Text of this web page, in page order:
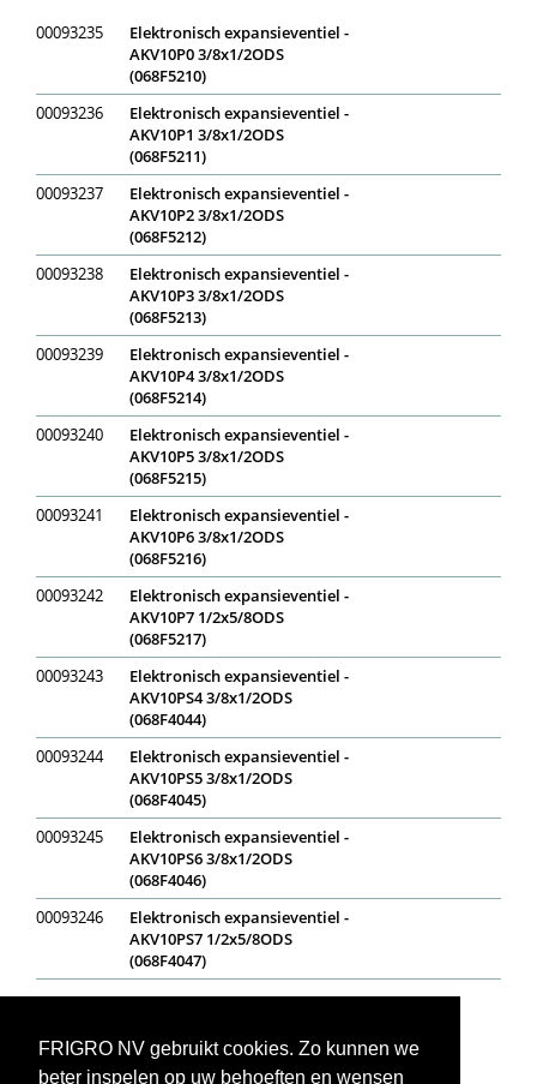
FRIGRO NV gebruikt cookies. Zo kunnen we
beter inspelen op uw behoeften en wensen
00093235
Elektronisch expansieventiel -
AKV10P0 3/8x1/2ODS
(068F5210)
00093236
Elektronisch expansieventiel -
AKV10P1 3/8x1/2ODS
(068F5211)
00093237
Elektronisch expansieventiel -
AKV10P2 3/8x1/2ODS
(068F5212)
00093238
Elektronisch expansieventiel -
AKV10P3 3/8x1/2ODS
(068F5213)
00093239
Elektronisch expansieventiel -
AKV10P4 3/8x1/2ODS
(068F5214)
00093240
Elektronisch expansieventiel -
AKV10P5 3/8x1/2ODS
(068F5215)
00093241
Elektronisch expansieventiel -
AKV10P6 3/8x1/2ODS
(068F5216)
00093242
Elektronisch expansieventiel -
AKV10P7 1/2x5/8ODS
(068F5217)
00093243
Elektronisch expansieventiel -
AKV10PS4 3/8x1/2ODS
(068F4044)
00093244
Elektronisch expansieventiel -
AKV10PS5 3/8x1/2ODS
(068F4045)
00093245
Elektronisch expansieventiel -
AKV10PS6 3/8x1/2ODS
(068F4046)
00093246
Elektronisch expansieventiel -
AKV10PS7 1/2x5/8ODS
(068F4047)
Voorraadweergave onder voorbehoud van verkoop